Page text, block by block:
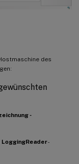
des
-
LoggingReader-